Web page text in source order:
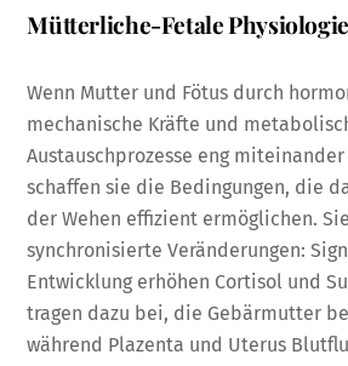
Mütterliche-Fetale Physiologie
Wenn Mutter und Fötus durch
mechanische Kräfte und
Austauschprozesse eng
schaffen sie die Bedingungen, die
der Wehen effizient ermöglichen.
synchronisierte Veränderungen:
Entwicklung erhöhen Cortisol und
tragen dazu bei, die Gebärmutter
während Plazenta und Uterus